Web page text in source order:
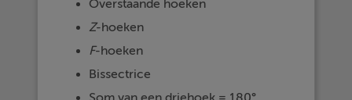
Overstaande hoeken
Z-hoeken
F-hoeken
Bissectrice